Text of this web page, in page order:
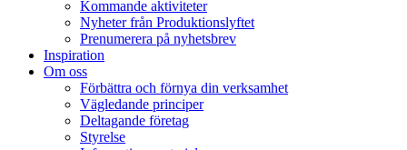
Kommande aktiviteter
Nyheter från Produktionslyftet
Prenumerera på nyhetsbrev
Inspiration
Om oss
Förbättra och förnya din verksamhet
Vägledande principer
Deltagande företag
Styrelse